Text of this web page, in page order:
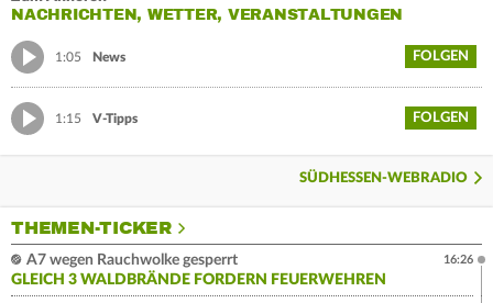
NACHRICHTEN, WETTER, VERANSTALTUNGEN
1:05 News FOLGEN
1:15 V-Tipps FOLGEN
SÜDHESSEN-WEBRADIO
THEMEN-TICKER
A7 wegen Rauchwolke gesperrt
GLEICH 3 WALDBRÄNDE FORDERN FEUERWEHREN
16:26